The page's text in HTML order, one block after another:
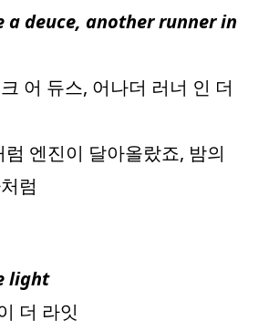
a deuce, another runner in
어 듀스, 어나더 러너 인 더
엔진이 달아올랐죠, 밤의
럼
light
더 라잇